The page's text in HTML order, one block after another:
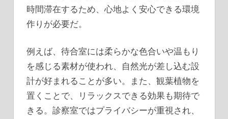
時間滞在するため、心地よく安心できる環境
作りが必要だ。
例えば、待合室には柔らかな色合いや温もり
を感じる素材が使われ、自然光が差し込む設
計が好まれることが多い。また、観葉植物を
置くことで、リラックスできる効果も期待で
きる。診察室ではプライバシーが重視され、